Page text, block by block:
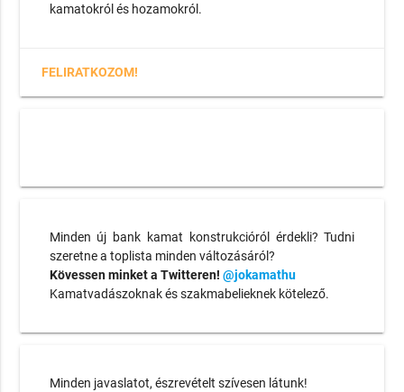
kamatokról és hozamokról.
FELIRATKOZOM!
Minden új bank kamat konstrukcióról érdekli? Tudni
szeretne a toplista minden változásáról?
Kövessen minket a Twitteren! @jokamathu
Kamatvadászoknak és szakmabelieknek kötelező.
Minden javaslatot, észrevételt szívesen látunk!